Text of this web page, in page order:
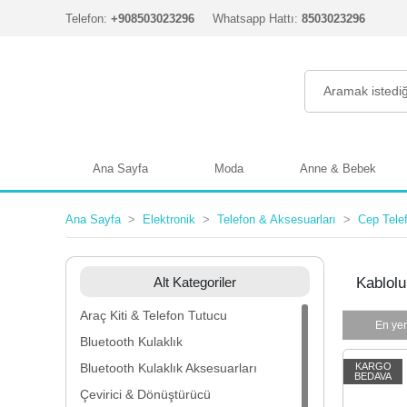
Telefon: +908503023296 Whatsapp Hattı: 8503023296
Ana Sayfa Moda Anne & Bebek
Ana Sayfa Elektronik Telefon & Aksesuarları Cep
Alt Kategoriler
Araç Kiti & Telefon Tutucu
Bluetooth Kulaklık
Bluetooth Kulaklık Aksesuarları
Çevirici & Dönüştürücü
En
KARGO
BEDAVA